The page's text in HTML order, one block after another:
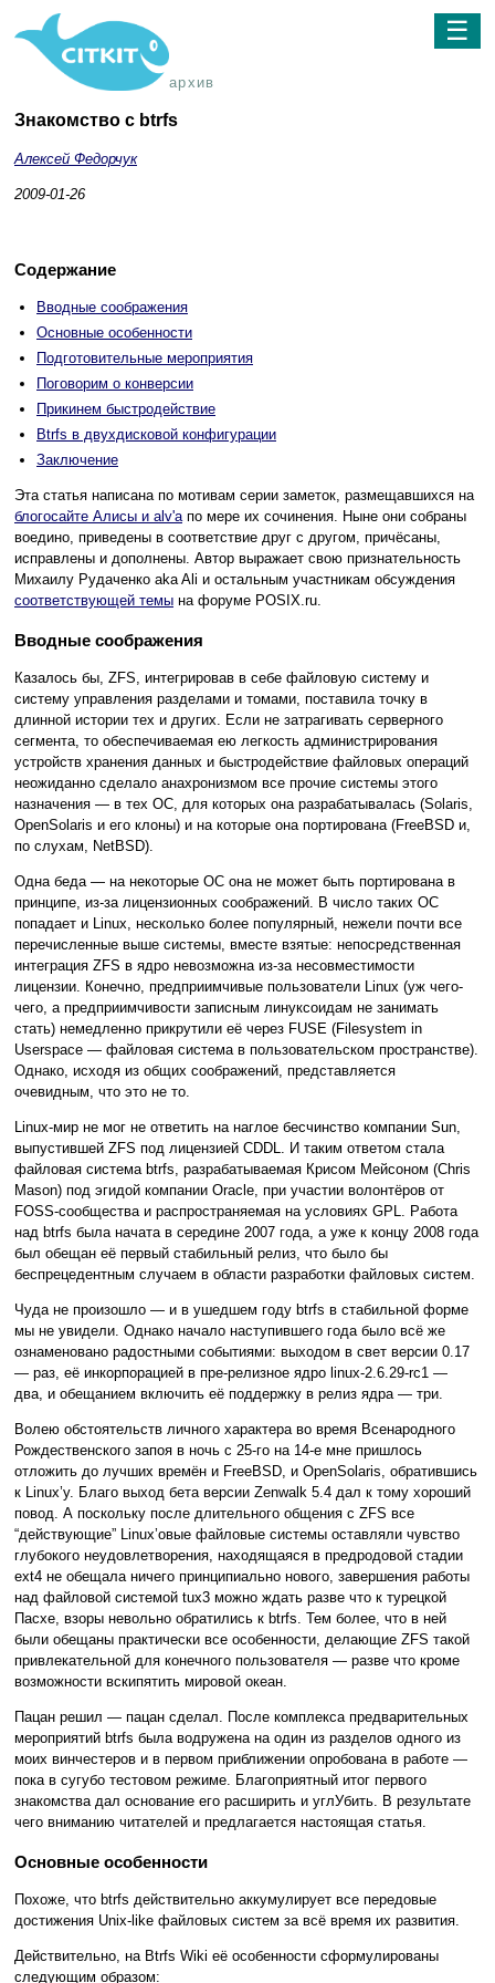
архив
☰
Знакомство с btrfs
Алексей Федорчук
2009-01-26
Содержание
Вводные соображения
Основные особенности
Подготовительные мероприятия
Поговорим о конверсии
Прикинем быстродействие
Btrfs в двухдисковой конфигурации
Заключение
Эта статья написана по мотивам серии заметок, размещавшихся на
блогосайте Алисы и alv'апо мере их сочинения. Ныне они собраны
воедино, приведены в соответствие друг с другом, причёсаны,
исправлены и дополнены. Автор выражает свою признательность
Михаилу Рудаченко aka Ali и остальным участникам обсуждения
соответствующей темы на форуме POSIX.ru.
Вводные соображения
Казалось бы, ZFS, интегрировав в себе файловую систему и
систему управления разделами и томами, поставила точку в
длинной истории тех и других. Если не затрагивать серверного
сегмента, то обеспечиваемая ею легкость администрирования
устройств хранения данных и быстродействие файловых операций
неожиданно сделало анахронизмом все прочие системы этого
назначения — в тех ОС, для которых она разрабатывалась (Solaris,
OpenSolaris и его клоны) и на которые она портирована (FreeBSD и,
по слухам, NetBSD).
Одна беда — на некоторые ОС она не может быть портирована в
принципе, из-за лицензионных соображений. В число таких ОС
попадает и Linux, несколько более популярный, нежели почти все
перечисленные выше системы, вместе взятые: непосредственная
интеграция ZFS в ядро невозможна из-за несовместимости
лицензии. Конечно, предприимчивые пользователи Linux (уж чего-
чего, а предприимчивости записным линуксоидам не занимать
стать) немедленно прикрутили её через FUSE ( Filesystem in
Userspace — файловая система в пользовательском пространстве).
Однако, исходя из общих соображений, представляется
очевидным, что это не то.
Linux-мир не мог не ответить на наглое бесчинство компании Sun,
выпустившей ZFS под лицензией CDDL. И таким ответом стала
файловая система btrfs, разрабатываемая Крисом Мейсоном (Chris
Mason) под эгидой компании Oracle, при участии волонтёров от
FOSS-сообщества и распространяемая на условиях GPL. Работа
над btrfs была начата в середине 2007 года, а уже к концу 2008 года
был обещан её первый стабильный релиз, что было бы
беспрецедентным случаем в области разработки файловых систем.
Чуда не произошло — и в ушедшем году btrfs в стабильной форме
мы не увидели. Однако начало наступившего года было всё же
ознаменовано радостными событиями: выходом в свет версии 0.17
— раз, её инкорпорацией в пре-релизное ядро linux-2.6.29-rc1 —
два, и обещанием включить её поддержку в релиз ядра — три.
Волею обстоятельств личного характера во время Всенародного
Рождественского запоя в ночь с 25-го на 14-е мне пришлось
отложить до лучших времён и FreeBSD, и OpenSolaris, обратившись
к Linux’у. Благо выход бета версии Zenwalk 5.4 дал к тому хороший
повод. А поскольку после длительного общения с ZFS все
“действующие” Linux’овые файловые системы оставляли чувство
глубокого неудовлетворения, находящаяся в предродовой стадии
ext4 не обещала ничего принципиально нового, завершения работы
над файловой системой tux3 можно ждать разве что к турецкой
Пасхе, взоры невольно обратились к btrfs. Тем более, что в ней
были обещаны практически все особенности, делающие ZFS такой
привлекательной для конечного пользователя — разве что кроме
возможности вскипятить мировой океан.
Пацан решил — пацан сделал. После комплекса предварительных
мероприятий btrfs была водружена на один из разделов одного из
моих винчестеров и в первом приближении опробована в работе —
пока в сугубо тестовом режиме. Благоприятный итог первого
знакомства дал основание его расширить и углУбить. В результате
чего вниманию читателей и предлагается настоящая статья.
Основные особенности
Похоже, что btrfs действительно аккумулирует все передовые
достижения Unix-like файловых систем за всё время их развития.
Действительно, на Btrfs Wiki её особенности сформулированы
следующим образом: